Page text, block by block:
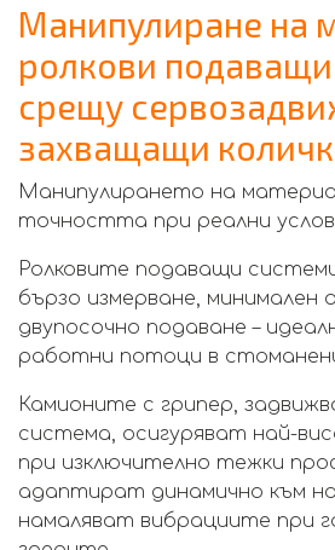
Манипулиране на
ролкови
срещу
захващащи
Манипулирането на
точността при реални
Ролковите подаващи
бързо измерване, минимален
двупосочно подаване –
работни потоци в
Камионите с грипер,
система, осигуряват най-
при изключително тежки
адаптират динамично към
намаляват вибрациите при